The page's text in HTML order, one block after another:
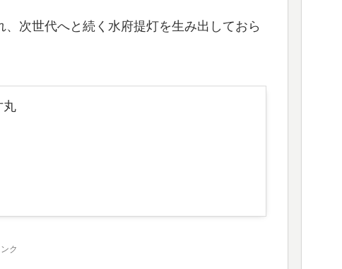
次世代へと続く水府提灯を生み出しておら
丸
ク